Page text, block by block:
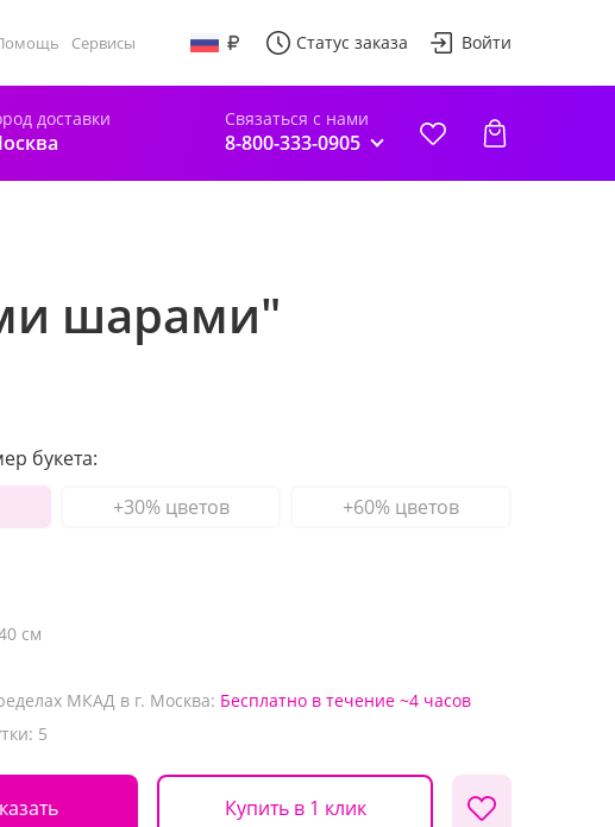
Сервисы Статус заказа Войти
доставки Связаться с нами
8-800-333-0905
шарами"
букета:
+30% цветов +60% цветов
см
МКАД в г. Москва: Бесплатно в течение ~4 часов
5
Купить в 1 клик